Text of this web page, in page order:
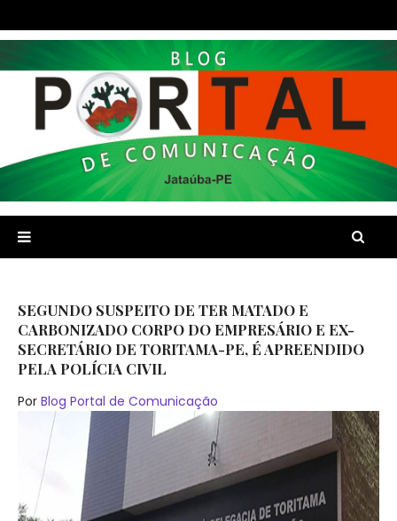
SEGUNDO SUSPEITO DE TER MATADO E
CARBONIZADO CORPO DO EMPRESÁRIO E EX-
SECRETÁRIO DE TORITAMA-PE, É APREENDIDO
PELA POLÍCIA CIVIL
Por Blog Portal de Comunicação